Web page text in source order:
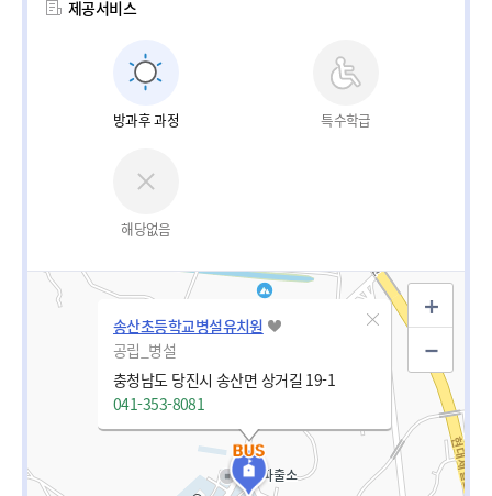
제공서비스
방과후 과정 특수학급
해당없음
송산초등학교병설유치원
공립_병설
충청남도 당진시 송산면 상거길 19-1
041-353-8081